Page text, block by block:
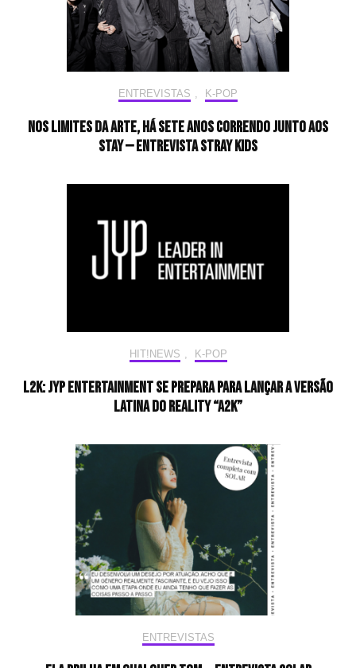
ENTREVISTAS K-POP
Nos limites da arte, há sete anos correndo junto aos
STAY — Entrevista Stray Kids
HIT!NEWS , K-POP
L2K: JYP Entertainment se prepara para lançar a versão
latina do reality “A2K”
ENTREVISTAS